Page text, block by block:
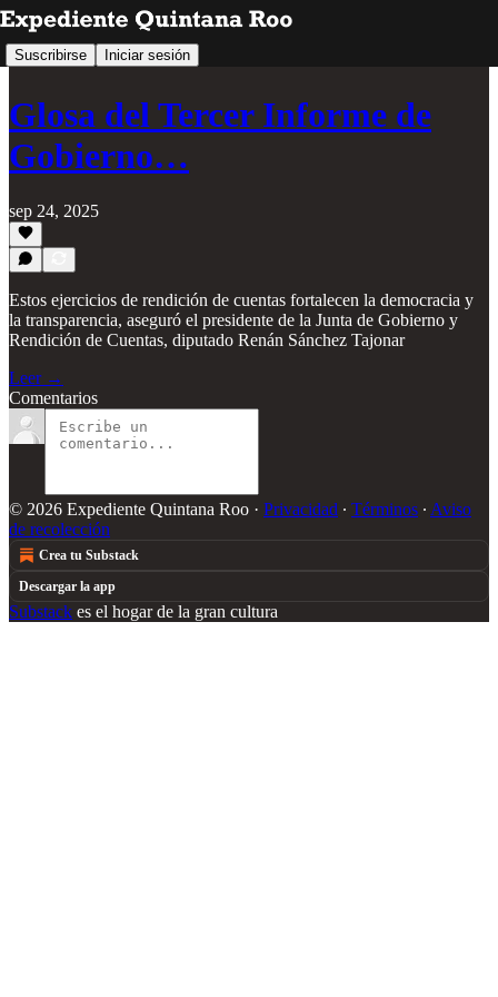
Suscribirse Iniciar sesión
Glosa del Tercer Informe de
Gobierno…
sep 24, 2025
Estos ejercicios de rendición de cuentas fortalecen la democracia y
la transparencia, aseguró el presidente de la Junta de Gobierno y
Rendición de Cuentas, diputado Renán Sánchez Tajonar
Leer →
Comentarios
© 2026 Expediente Quintana Roo · Privacidad ∙ Términos ∙ Aviso
de recolección
Crea tu Substack
Descargar la app
Substack es el hogar de la gran cultura